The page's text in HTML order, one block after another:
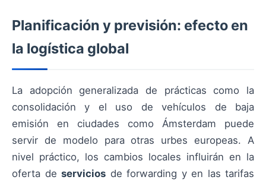
Planificación y previsión: efecto en
la logística global
La adopción generalizada de prácticas como la
consolidación y el uso de vehículos de baja
emisión en ciudades como Ámsterdam puede
servir de modelo para otras urbes europeas. A
nivel práctico, los cambios locales influirán en la
oferta de servicios de forwarding y en las tarifas